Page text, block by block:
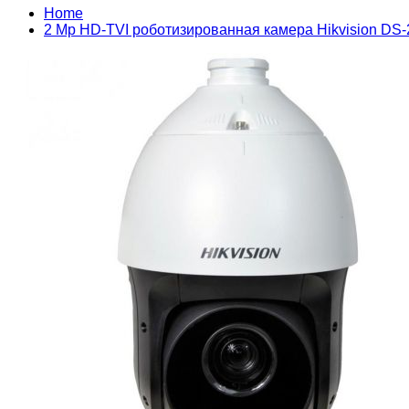
Home
2 Mp HD-TVI роботизированная камера Hikvision